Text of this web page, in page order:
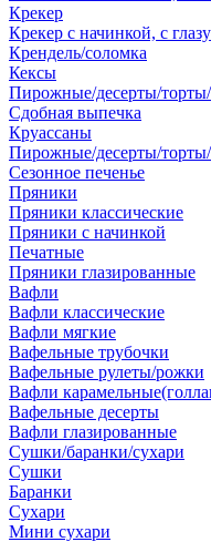
Крекер
Крекер с начинкой, с
Крендель/соломка
Кексы
Пирожные/десерты/
Сдобная выпечка
Круассаны
Пирожные/десерты/
Сезонное печенье
Пряники
Пряники классические
Пряники с начинкой
Печатные
Пряники глазированные
Вафли
Вафли классические
Вафли мягкие
Вафельные трубочки
Вафельные рулеты/рожки
Вафли
Вафельные десерты
Вафли глазированные
Сушки/баранки/сухари
Сушки
Баранки
Сухари
Мини сухари